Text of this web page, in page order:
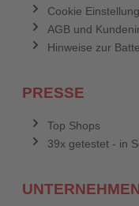
Cookie
AGB und
Hinweise zur
PRESSE
Top Shops
39x getestet - in